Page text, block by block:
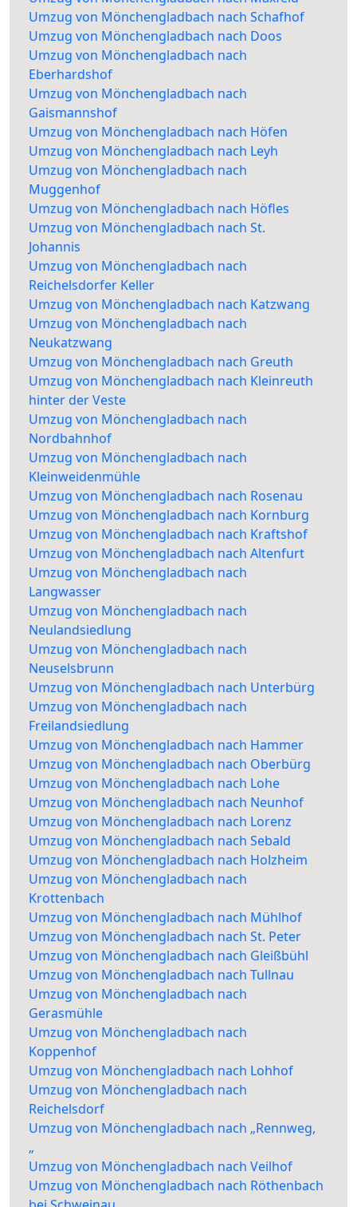
Umzug von Mönchengladbach nach Schafhof
Umzug von Mönchengladbach nach Doos
Umzug von Mönchengladbach nach
Eberhardshof
Umzug von Mönchengladbach nach
Gaismannshof
Umzug von Mönchengladbach nach Höfen
Umzug von Mönchengladbach nach Leyh
Umzug von Mönchengladbach nach
Muggenhof
Umzug von Mönchengladbach nach Höfles
Umzug von Mönchengladbach nach St.
Johannis
Umzug von Mönchengladbach nach
Reichelsdorfer Keller
Umzug von Mönchengladbach nach Katzwang
Umzug von Mönchengladbach nach
Neukatzwang
Umzug von Mönchengladbach nach Greuth
Umzug von Mönchengladbach nach Kleinreuth
hinter der Veste
Umzug von Mönchengladbach nach
Nordbahnhof
Umzug von Mönchengladbach nach
Kleinweidenmühle
Umzug von Mönchengladbach nach Rosenau
Umzug von Mönchengladbach nach Kornburg
Umzug von Mönchengladbach nach Kraftshof
Umzug von Mönchengladbach nach Altenfurt
Umzug von Mönchengladbach nach
Langwasser
Umzug von Mönchengladbach nach
Neulandsiedlung
Umzug von Mönchengladbach nach
Neuselsbrunn
Umzug von Mönchengladbach nach Unterbürg
Umzug von Mönchengladbach nach
Freilandsiedlung
Umzug von Mönchengladbach nach Hammer
Umzug von Mönchengladbach nach Oberbürg
Umzug von Mönchengladbach nach Lohe
Umzug von Mönchengladbach nach Neunhof
Umzug von Mönchengladbach nach Lorenz
Umzug von Mönchengladbach nach Sebald
Umzug von Mönchengladbach nach Holzheim
Umzug von Mönchengladbach nach
Krottenbach
Umzug von Mönchengladbach nach Mühlhof
Umzug von Mönchengladbach nach St. Peter
Umzug von Mönchengladbach nach Gleißbühl
Umzug von Mönchengladbach nach Tullnau
Umzug von Mönchengladbach nach
Gerasmühle
Umzug von Mönchengladbach nach
Koppenhof
Umzug von Mönchengladbach nach Lohhof
Umzug von Mönchengladbach nach
Reichelsdorf
Umzug von Mönchengladbach nach „Rennweg,
„
Umzug von Mönchengladbach nach Veilhof
Umzug von Mönchengladbach nach Röthenbach